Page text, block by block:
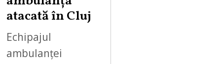
atacată în Cluj
Echipajul
ambulanței